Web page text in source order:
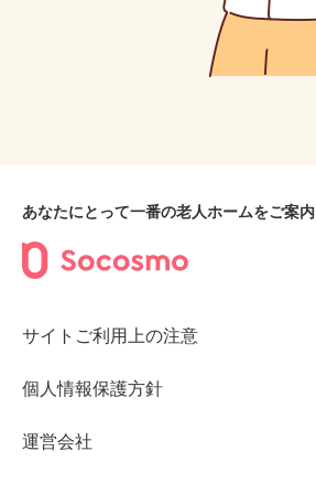
あなたにとって一番の老人ホームをご案内
サイトご利用上の注意
個人情報保護方針
運営会社